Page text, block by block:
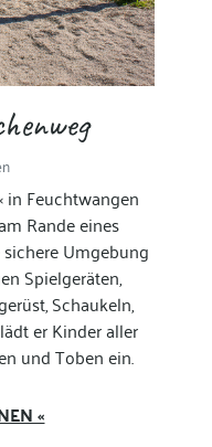
in Feuchtwangen
Rande eines
Umgebung
Spielgeräten,
Schaukeln,
er Kinder aller
und Toben ein.
«